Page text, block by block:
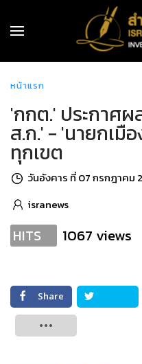
หน้าแรก
'กกต.' ประกาศ
ส.ก.' - 'นายกเมื
ทุกเขต
วันอังคาร ที่ 07 กรกฎาคม
isranews
HITS 1067 views
Share